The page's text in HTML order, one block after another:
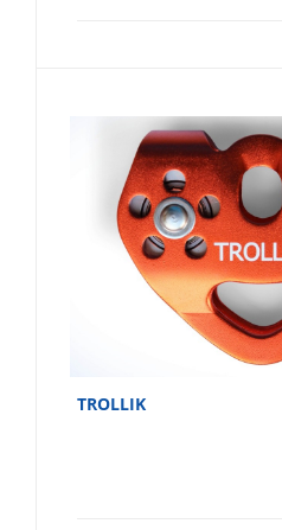
TROLLIK